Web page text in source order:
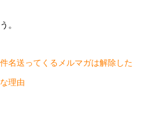
。
名送ってくるメルマガは解除した
理由